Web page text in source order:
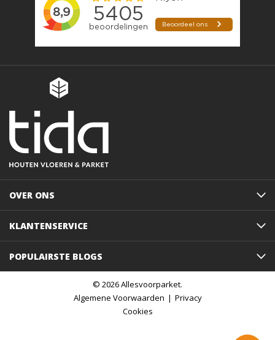
OVER ONS
KLANTENSERVICE
POPULAIRSTE BLOGS
© 2026 Allesvoorparket.
Algemene Voorwaarden
Privacy
Cookies